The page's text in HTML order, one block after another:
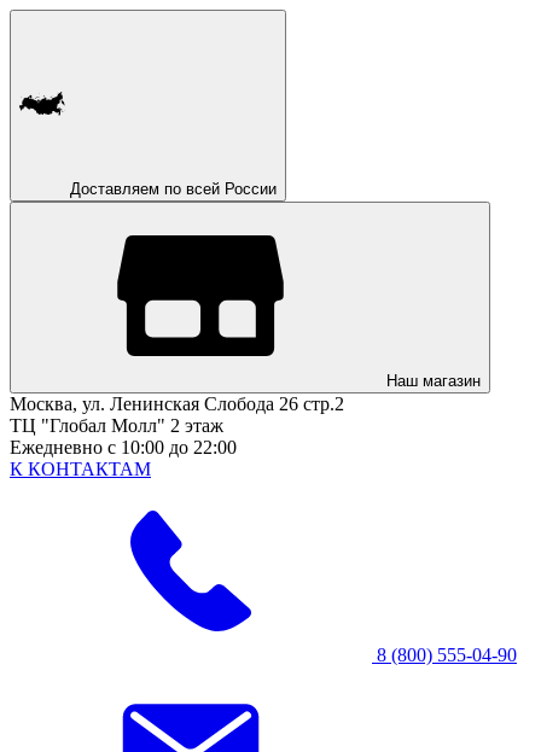
Доставляем по всей России
Наш магазин
Москва, ул. Ленинская Слобода 26 стр.2
ТЦ "Глобал Молл" 2 этаж
Ежедневно с 10:00 до 22:00
К КОНТАКТАМ
8 (800) 555-04-90